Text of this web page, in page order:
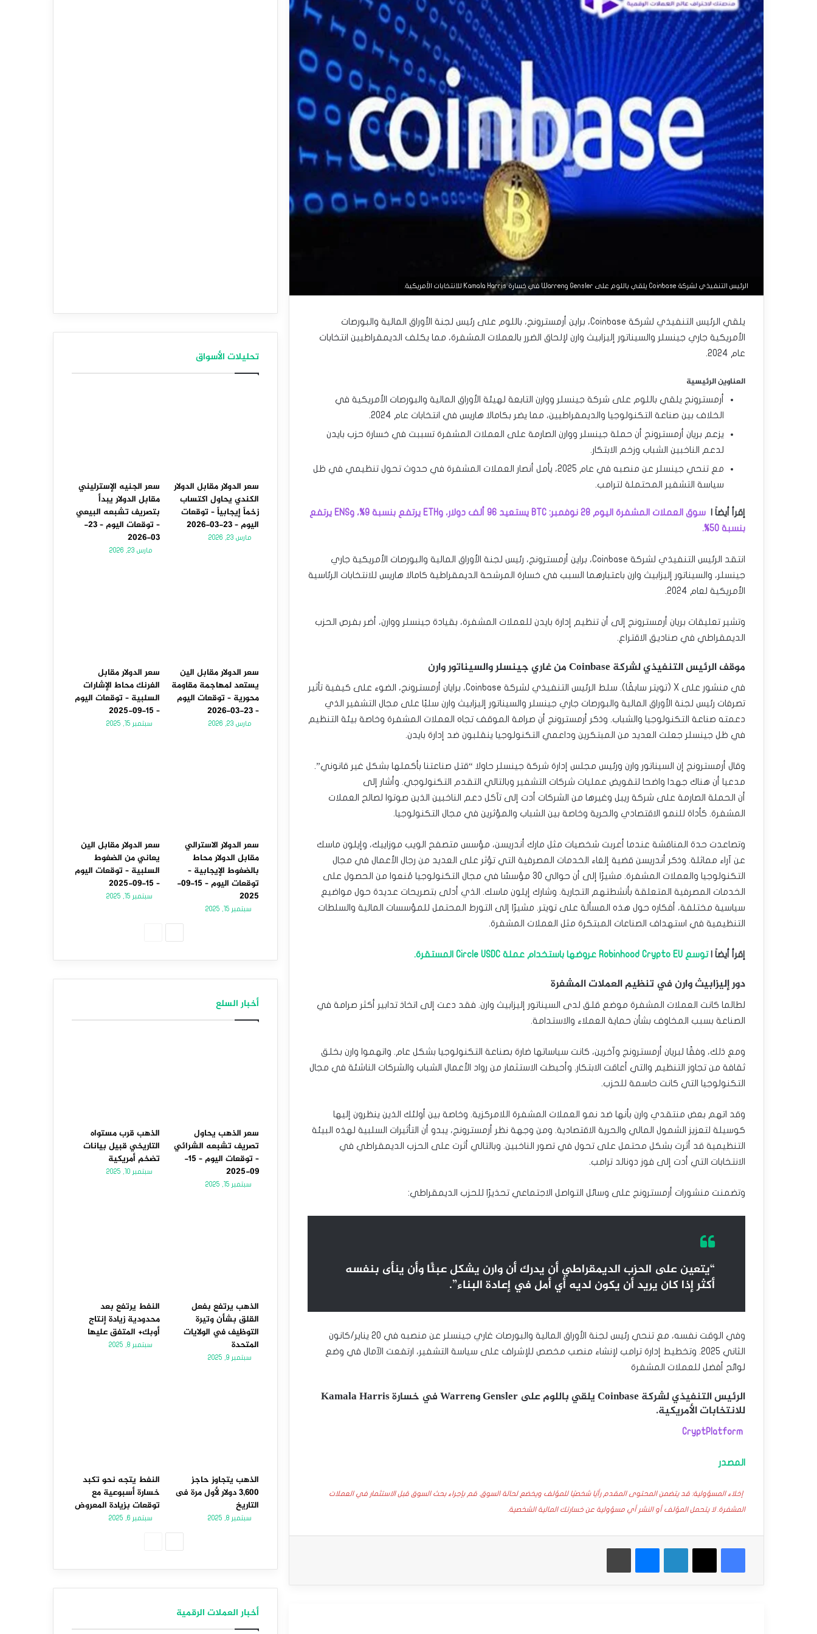
الرئيس التنفيذي لشركة Coinbase يلقي باللوم على Gensler وWarren في خسارة Kamala Harris للانتخابات الأمريكية.
يلقي الرئيس التنفيذي لشركة Coinbase، براين أرمسترونج، باللوم على رئيس لجنة الأوراق المالية والبورصات
الأمريكية جاري جينسلر والسيناتور إليزابيث وارن لإلحاق الضرر بالعملات المشفرة، مما يكلف الديمقراطيين انتخابات
عام 2024.
العناوين الرئيسية
أرمسترونج يلقي باللوم على شركة جينسلر ووارن التابعة لهيئة الأوراق المالية والبورصات الأمريكية في
الخلاف بين صناعة التكنولوجيا والديمقراطيين، مما يضر بكامالا هاريس في انتخابات عام 2024.
يزعم بريان أرمسترونج أن حملة جينسلر ووارن الصارمة على العملات المشفرة تسببت في خسارة حزب بايدن
لدعم الناخبين الشباب وزخم الابتكار.
مع تنحي جينسلر عن منصبه في عام 2025، يأمل أنصار العملات المشفرة في حدوث تحول تنظيمي في ظل
سياسة التشفير المحتملة لترامب.
إقرأ أيضاَ |
سوق العملات المشفرة اليوم 28 نوفمبر: BTC يستعيد 96 ألف دولار، وETH يرتفع بنسبة 9%، وENS يرتفع
بنسبة 50%.
انتقد الرئيس التنفيذي لشركة Coinbase، براين أرمسترونج، رئيس لجنة الأوراق المالية والبورصات الأمريكية جاري
جينسلر، والسيناتور إليزابيث وارن باعتبارهما السبب في خسارة المرشحة الديمقراطية كامالا هاريس للانتخابات الرئاسية
الأمريكية لعام 2024.
وتشير تعليقات بريان أرمسترونج إلى أن تنظيم إدارة بايدن للعملات المشفرة، بقيادة جينسلر ووارن، أضر بفرص الحزب
الديمقراطي في صناديق الاقتراع.
موقف الرئيس التنفيذي لشركة Coinbase من غاري جينسلر والسيناتور وارن
في منشور على X (تويتر سابقًا). سلط الرئيس التنفيذي لشركة Coinbase، برايان أرمسترونج، الضوء على كيفية تأثير
تصرفات رئيس لجنة الأوراق المالية والبورصات جاري جينسلر والسيناتور إليزابيث وارن سلبًا على مجال التشفير الذي
دعمته صناعة التكنولوجيا والشباب. وذكر أرمسترونج أن صرامة الموقف تجاه العملات المشفرة وخاصة بيئة التنظيم
في ظل جينسلر جعلت العديد من المبتكرين وداعمي التكنولوجيا ينقلبون ضد إدارة بايدن.
وقال أرمسترونج إن السيناتور وارن ورئيس مجلس إدارة شركة جينسلر حاولا “قتل صناعتنا بأكملها بشكل غير قانوني”.
مدعيا أن هناك جهدا واضحا لتقويض عمليات شركات التشفير وبالتالي التقدم التكنولوجي. وأشار إلى
أن الحملة الصارمة على شركة ريبل وغيرها من الشركات أدت إلى تآكل دعم الناخبين الذين صوتوا لصالح العملات
المشفرة. كأداة للنمو الاقتصادي والحرية وخاصة بين الشباب والمؤثرين في مجال التكنولوجيا.
وتصاعدت حدة المناقشة عندما أعربت شخصيات مثل مارك أندريسن، مؤسس متصفح الويب موزاييك، وإيلون ماسك
عن آراء مماثلة. وذكر أندريسن قضية إلغاء الخدمات المصرفية التي تؤثر على العديد من رجال الأعمال في مجال
التكنولوجيا والعملات المشفرة. مشيرًا إلى أن حوالي 30 مؤسسًا في مجال التكنولوجيا مُنعوا من الحصول على
الخدمات المصرفية المتعلقة بأنشطتهم التجارية. وشارك إيلون ماسك. الذي أدلى بتصريحات عديدة حول مواضيع
سياسية مختلفة، أفكاره حول هذه المسألة على تويتر. مشيرًا إلى التورط المحتمل للمؤسسات المالية والسلطات
التنظيمية في استهداف الصناعات المبتكرة مثل العملات المشفرة.
إقرأ أيضاَ |توسع Robinhood Crypto EU عروضها باستخدام عملة Circle USDC المستقرة.
دور إليزابيث وارن في تنظيم العملات المشفرة
لطالما كانت العملات المشفرة موضع قلق لدى السيناتور إليزابيث وارن. فقد دعت إلى اتخاذ تدابير أكثر صرامة في
الصناعة بسبب المخاوف بشأن حماية العملاء والاستدامة.
ومع ذلك، وفقًا لبريان أرمسترونج وآخرين، كانت سياساتها ضارة بصناعة التكنولوجيا بشكل عام. واتهموا وارن بخلق
ثقافة من تجاوز التنظيم والتي أعاقت الابتكار. وأحبطت الاستثمار من رواد الأعمال الشباب والشركات الناشئة في مجال
التكنولوجيا التي كانت حاسمة للحزب.
وقد اتهم بعض منتقدي وارن بأنها ضد نمو العملات المشفرة اللامركزية. وخاصة بين أولئك الذين ينظرون إليها
كوسيلة لتعزيز الشمول المالي والحرية الاقتصادية. ومن وجهة نظر أرمسترونج، يبدو أن التأثيرات السلبية لهذه البيئة
التنظيمية قد أثرت بشكل محتمل على تحول في تصور الناخبين. وبالتالي أثرت على الحزب الديمقراطي في
الانتخابات التي أدت إلى فوز دونالد ترامب.
وتضمنت منشورات أرمسترونج على وسائل التواصل الاجتماعي تحذيرًا للحزب الديمقراطي:
“يتعين على الحزب الديمقراطي أن يدرك أن وارن يشكل عبئًا وأن ينأى بنفسه
أكثر إذا كان يريد أن يكون لديه أي أمل في إعادة البناء”.
وفي الوقت نفسه، مع تنحي رئيس لجنة الأوراق المالية والبورصات غاري جينسلر عن منصبه في 20 يناير/كانون
الثاني 2025. وتخطيط إدارة ترامب لإنشاء منصب مخصص للإشراف على سياسة التشفير، ارتفعت الآمال في وضع
لوائح أفضل للعملات المشفرة
الرئيس التنفيذي لشركة Coinbase يلقي باللوم على Gensler وWarren في خسارة Kamala Harris
للانتخابات الأمريكية.
CryptPlatform
المصدر
إخلاء المسؤولية: قد يتضمن المحتوى المقدم رأيًا شخصيًا للمؤلف ويخضع لحالة السوق. قم بإجراء بحث السوق قبل الاستثمار في العملات
المشفرة. لا يتحمل المؤلف أو النشر أي مسؤولية عن خسارتك المالية الشخصية.
فيسبوك
‫X لينكدإن ماسنجر طباعة
اكتساب زخماً إيجابياً – توقعات اليوم – 23-
تحليلات الأسواق
سعر الدولار مقابل الدولار
الكندي يحاول اكتساب
زخماً إيجابياً – توقعات
اليوم – 23-03-2026
مارس 23, 2026
سعر الجنيه الإسترليني
مقابل الدولار يبدأ
بتصريف تشبعه البيعي
– توقعات اليوم – 23-
03-2026
مارس 23, 2026
سعر الدولار مقابل الين
يستعد لمهاجمة مقاومة
محورية – توقعات اليوم
– 23-03-2026
مارس 23, 2026
سعر الدولار مقابل
الفرنك محاط الإشارات
السلبية – توقعات اليوم
– 15-09-2025
سبتمبر 15, 2025
سعر الدولار الاسترالي
مقابل الدولار محاط
بالضغوط الإيجابية –
توقعات اليوم – 15-09-
2025
سبتمبر 15, 2025
سعر الدولار مقابل الين
يعاني من الضغوط
السلبية – توقعات اليوم
– 15-09-2025
سبتمبر 15, 2025
أخبار السلع
سعر الذهب يحاول
تصريف تشبعه الشرائي
– توقعات اليوم – 15-
09-2025
سبتمبر 15, 2025
الذهب قرب مستواه
التاريخي قبيل بيانات
تضخم أمريكية
سبتمبر 10, 2025
الذهب يرتفع بفعل
القلق بشأن وتيرة
التوظيف في الولايات
المتحدة
سبتمبر 9, 2025
النفط يرتفع بعد
محدودية زيادة إنتاج
أوبك+ المتفق عليها
سبتمبر 8, 2025
الذهب يتجاوز حاجز
3,600 دولار لأول مرة فى
التاريخ
سبتمبر 8, 2025
النفط يتجه نحو تكبد
خسارة أسبوعية مع
توقعات بزيادة المعروض
سبتمبر 6, 2025
أخبار العملات الرقمية